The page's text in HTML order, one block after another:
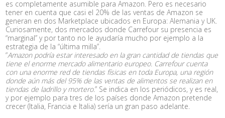
es completamente asumible para Amazon. Pero es necesario
tener en cuenta que casi el 20% de las ventas de Amazon se
generan en dos Marketplace ubicados en Europa: Alemania y UK.
Curiosamente, dos mercados donde Carrefour su presencia es
“marginal” y por tanto no le ayudaría mucho por ejemplo a la
estrategia de la “última milla”.
“Amazon podría estar interesado en la gran cantidad de tiendas que
tiene el enorme mercado alimentario europeo. Carrefour cuenta
con una enorme red de tiendas físicas en toda Europa, una región
donde aún más del 95% de las ventas de alimentos se realizan en
tiendas de ladrillo y mortero.” Se indica en los periódicos, y es real,
y por ejemplo para tres de los países donde Amazon pretende
crecer (Italia, Francia e Italia) sería un gran paso adelante.